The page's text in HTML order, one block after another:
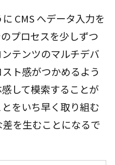
CMS へデータ入力を
プロセスを少しずつ
テンツのマルチデバ
ト感がつかめるよう
して模索することが
をいち早く取り組む
を生むことになるで